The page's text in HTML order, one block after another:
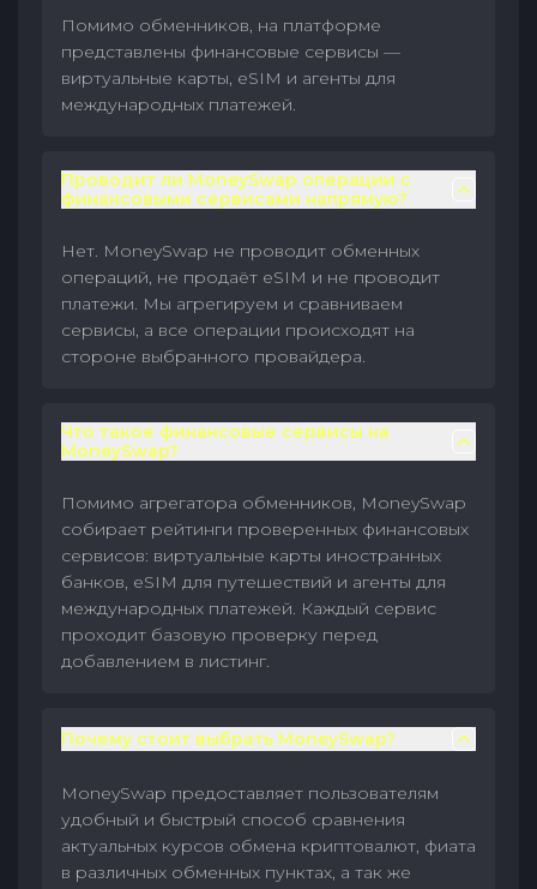
Помимо обменников, на платформе
представлены финансовые сервисы —
виртуальные карты, eSIM и агенты для
международных платежей.
Проводит ли MoneySwap операции с
финансовыми сервисами напрямую?
Нет. MoneySwap не проводит обменных
операций, не продаёт eSIM и не проводит
платежи. Мы агрегируем и сравниваем
сервисы, а все операции происходят на
стороне выбранного провайдера.
Что такое финансовые сервисы на
MoneySwap?
Помимо агрегатора обменников, MoneySwap
собирает рейтинги проверенных финансовых
сервисов: виртуальные карты иностранных
банков, eSIM для путешествий и агенты для
международных платежей. Каждый сервис
проходит базовую проверку перед
добавлением в листинг.
Почему стоит выбрать MoneySwap?
MoneySwap предоставляет пользователям
удобный и быстрый способ сравнения
актуальных курсов обмена криптовалют, фиата
в различных обменных пунктах, а так же